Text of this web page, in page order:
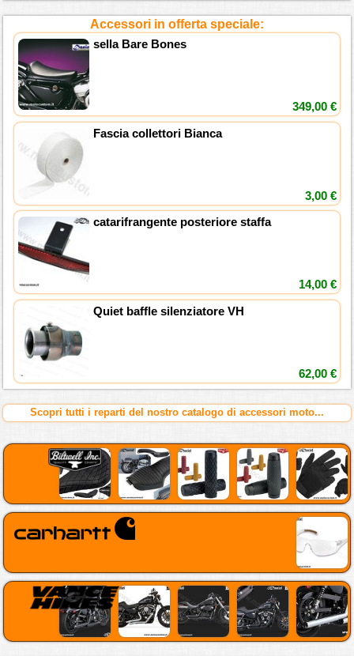
Accessori in offerta speciale:
sella Bare Bones
349,00 €
Fascia collettori Bianca
3,00 €
catarifrangente posteriore staffa
14,00 €
Quiet baffle silenziatore VH
62,00 €
Scopri tutti i reparti del nostro catalogo di accessori moto...